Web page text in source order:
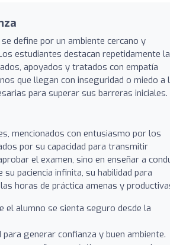
define por un ambiente cercano y
estudiantes destacan repetidamente la
apoyados y tratados con empatía
que llegan con inseguridad o miedo a
para superar sus barreras iniciales.
mencionados con entusiasmo por los
por su capacidad para transmitir
el examen, sino en enseñar a
paciencia infinita, su habilidad para
horas de práctica amenas y
el alumno se sienta seguro desde la
generar confianza y buen ambiente.